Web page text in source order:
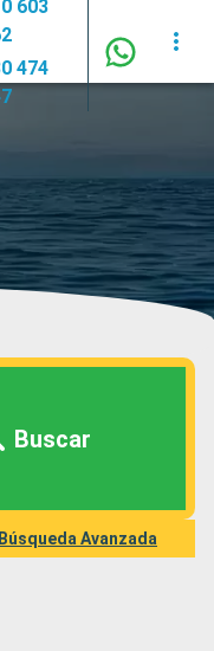
603
474
Buscar
Búsqueda Avanzada